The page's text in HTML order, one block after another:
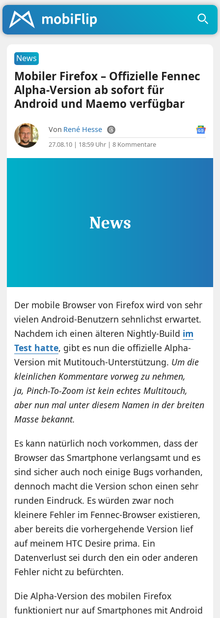
News
Mobiler Firefox – Offizielle Fennec
Alpha-Version ab sofort für
Android und Maemo verfügbar
Von René Hesse
27.08.10 | 18:59 Uhr |8 Kommentare
Der mobile Browser von Firefox wird von sehr
vielen Android-Benutzern sehnlichst erwartet.
Nachdem ich einen älteren Nightly-Build im
Test hatte, gibt es nun die offizielle Alpha-
Version mit Mutitouch-Unterstützung. Um die
kleinlichen Kommentare vorweg zu nehmen,
ja, Pinch-To-Zoom ist kein echtes Multitouch,
aber nun mal unter diesem Namen in der breiten
Masse bekannt.
Es kann natürlich noch vorkommen, dass der
Browser das Smartphone verlangsamt und es
sind sicher auch noch einige Bugs vorhanden,
dennoch macht die Version schon einen sehr
runden Eindruck. Es würden zwar noch
kleinere Fehler im Fennec-Browser existieren,
aber bereits die vorhergehende Version lief
auf meinem HTC Desire prima. Ein
Datenverlust sei durch den ein oder anderen
Fehler nicht zu befürchten.
Die Alpha-Version des mobilen Firefox
funktioniert nur auf Smartphones mit Android